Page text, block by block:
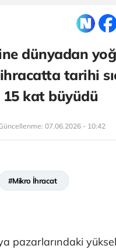
dünyadan
tarihi
15 kat büyüdü
07.06.2026 - 10:42
#Mikro İhracat
pazarlarındaki